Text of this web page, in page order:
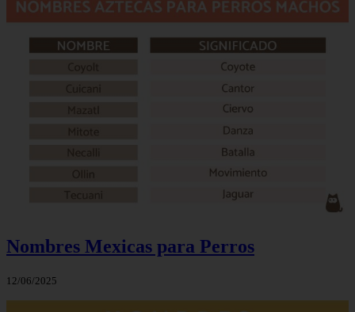
Nombres Mexicas para Perros
12/06/2025